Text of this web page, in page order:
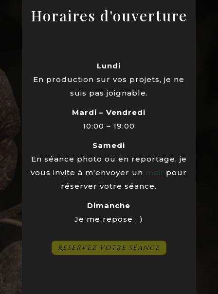
Horaires d'ouverture
Lundi
En production sur vos projets, je ne
suis pas joignable.
Mardi – Vendredi
10:00 – 19:00
Samedi
En séance photo ou en reportage, je
vous invite à m'envoyer un mail pour
réserver votre séance.
Dimanche
Je me repose ; )
Reservez votre séance